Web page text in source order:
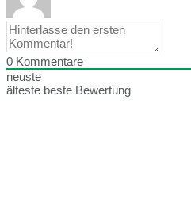
0 Kommentare
neuste
älteste beste Bewertung